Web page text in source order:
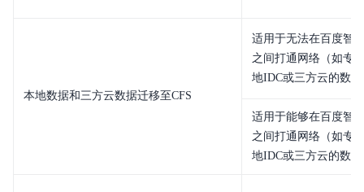
本地数据和三方云数据迁移至CFS
适用于无法在百度智
之间打通网络（如专
地IDC或三方云的数
适用于能够在百度智
之间打通网络（如专
地IDC或三方云的数